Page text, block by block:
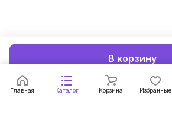
В корзину
Главная Каталог Корзина Избранные